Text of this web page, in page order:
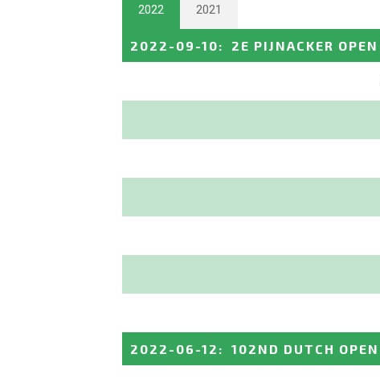
2022 2021
2022-09-10: 2E PIJNACKER OPEN
2022-06-12 : 102ND DUTCH OPEN